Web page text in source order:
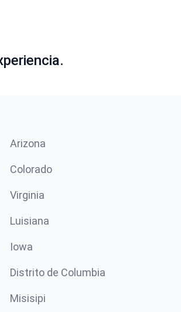
Arizona
Colorado
Virginia
Luisiana
Iowa
Distrito de Columbia
Misisipi